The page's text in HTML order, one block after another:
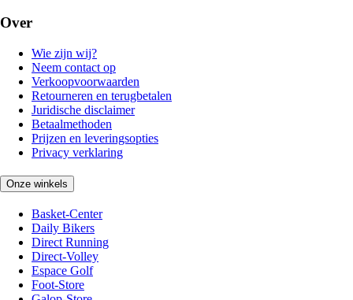
Over
Wie zijn wij?
Neem contact op
Verkoopvoorwaarden
Retourneren en terugbetalen
Juridische disclaimer
Betaalmethoden
Prijzen en leveringsopties
Privacy verklaring
Onze winkels
Basket-Center
Daily Bikers
Direct Running
Direct-Volley
Espace Golf
Foot-Store